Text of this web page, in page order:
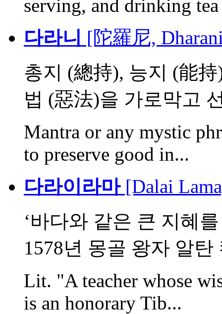
serving, and drinking
다라니 [陀羅尼,
총지 (總持), 능지 (能
법 (惡法)을 가로막고
Mantra or any mystic
to preserve good in...
다라이라마[Dalai
‘바다와 같은 큰 지혜
1578년 몽골 왕자 알탄
Lit. "A teacher whose
is an honorary Tib...